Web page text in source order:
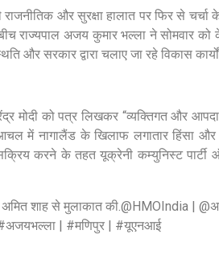
और सुरक्षा हालात पर फिर से
राज्यपाल अजय कुमार भल्ला ने सोमवार को
और सरकार द्वारा चलाए जा रहे विकास कार्यों
मोदी को पत्र लिखकर “व्यक्तिगत और
में नागालैंड के खिलाफ लगातार हिंसा और
करने के तहत यूक्रेनी कम्युनिस्ट पार्टी
शाह से मुलाकात की.@HMOIndia |
#मणिपुर
#यूएनआई